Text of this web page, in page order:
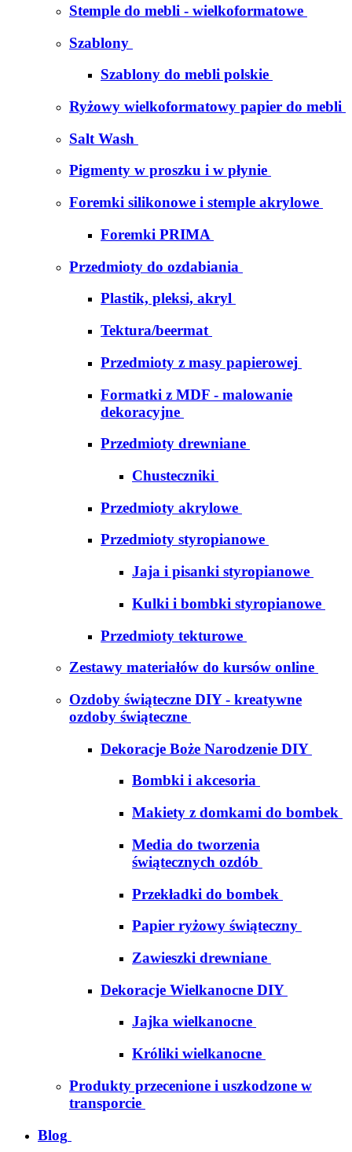
Stemple do mebli - wielkoformatowe
Szablony
Szablony do mebli polskie
Ryżowy wielkoformatowy papier do mebli
Salt Wash
Pigmenty w proszku i w płynie
Foremki silikonowe i stemple akrylowe
Foremki PRIMA
Przedmioty do ozdabiania
Plastik, pleksi, akryl
Tektura/beermat
Przedmioty z masy papierowej
Formatki z MDF - malowanie
dekoracyjne
Przedmioty drewniane
Chusteczniki
Przedmioty akrylowe
Przedmioty styropianowe
Jaja i pisanki styropianowe
Kulki i bombki styropianowe
Przedmioty tekturowe
Zestawy materiałów do kursów online
Ozdoby świąteczne DIY - kreatywne
ozdoby świąteczne
Dekoracje Boże Narodzenie DIY
Bombki i akcesoria
Makiety z domkami do bombek
Media do tworzenia
świątecznych ozdób
Przekładki do bombek
Papier ryżowy świąteczny
Zawieszki drewniane
Dekoracje Wielkanocne DIY
Jajka wielkanocne
Króliki wielkanocne
Produkty przecenione i uszkodzone w
transporcie
Blog